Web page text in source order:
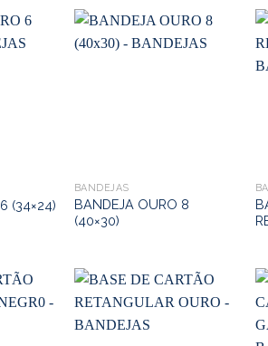
(34×24)
BANDEJAS
BANDEJA OURO 8
(40×30)